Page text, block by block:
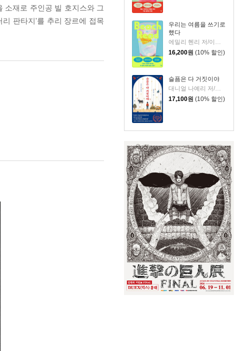
우리는 여름을 쓰기로
했다
16,200원 (10% 할인)
슬픔은 다 거짓이야
대니얼 나예리 저/김래경 역
17,100원 (10% 할인)
소재로 주인공 빌 호지스와 그
판타지'를 추리 장르에 접목